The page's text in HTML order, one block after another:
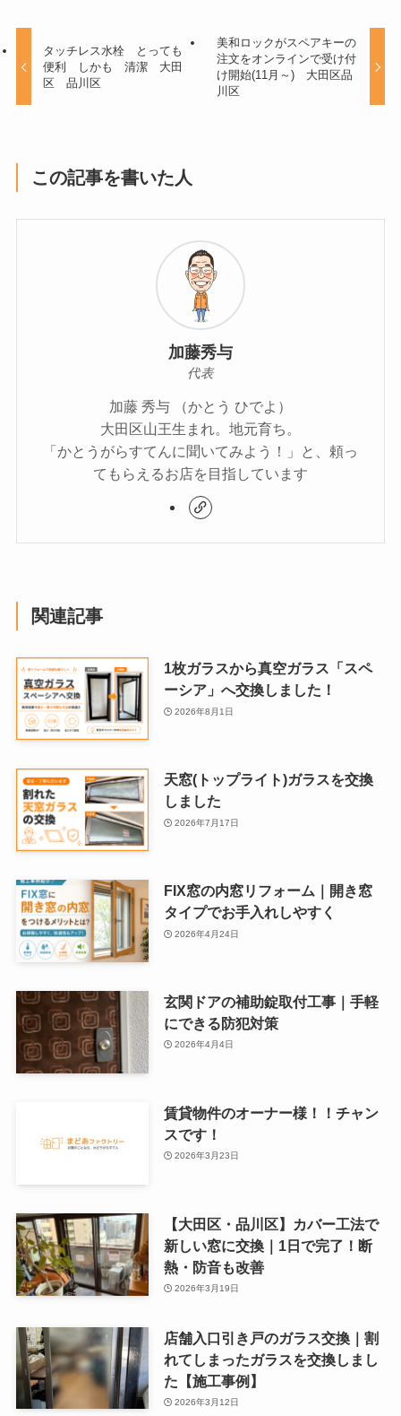
タッチレス水栓 とっても
便利 しかも 清潔 大田
区 品川区
美和ロックがスペアキーの
注文をオンラインで受け付
け開始(11月～) 大田区品
川区
この記事を書いた人
加藤秀与
代表
加藤 秀与 （かとう ひでよ）
大田区山王生まれ。地元育ち。
「かとうがらすてんに聞いてみよう！」と、頼っ
てもらえるお店を目指しています
関連記事
1枚ガラスから真空ガラス「スペ
ーシア」へ交換しました！
2026年8月1日
天窓(トップライト)ガラスを交換
しました
2026年7月17日
FIX窓の内窓リフォーム｜開き窓
タイプでお手入れしやすく
2026年4月24日
玄関ドアの補助錠取付工事｜手軽
にできる防犯対策
2026年4月4日
賃貸物件のオーナー様！！チャン
スです！
2026年3月23日
【大田区・品川区】カバー工法で
新しい窓に交換｜1日で完了！断
熱・防音も改善
2026年3月19日
店舗入口引き戸のガラス交換｜割
れてしまったガラスを交換しまし
た【施工事例】
2026年3月12日